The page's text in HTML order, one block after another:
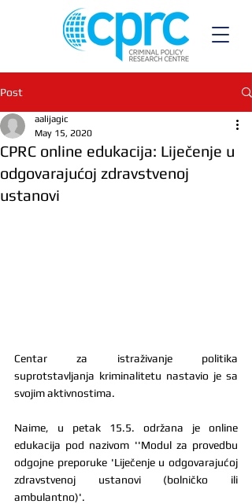
Post
CPRC online edukacija: Liječenje u
odgovarajućoj zdravstvenoj
ustanovi
aalijagic
May 15, 2020
Centar za istraživanje politika
suprotstavljanja kriminalitetu nastavio je sa
svojim aktivnostima.
Naime, u petak 15.5. održana je online
edukacija pod nazivom ''Modul za provedbu
odgojne preporuke 'Liječenje u odgovarajućoj
zdravstvenoj ustanovi (bolničko ili
ambulantno)'.